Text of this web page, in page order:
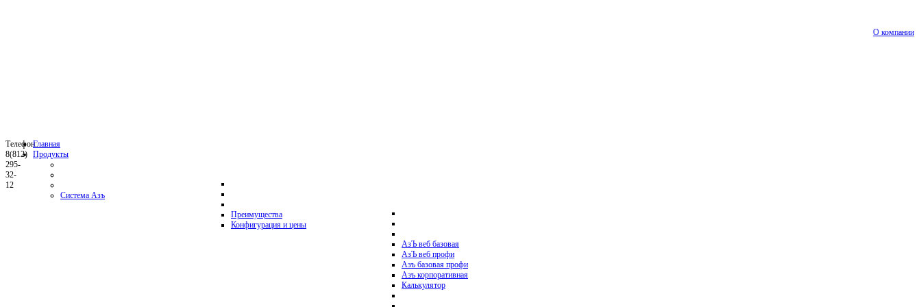
Телефон:
8(812)
295-
32-
12
О компании
Главная
Продукты
Система Азъ
Преимущества
Конфигурация и цены
АзЪ веб базовая
АзЪ веб профи
Азъ базовая профи
Азъ корпоративная
Калькулятор